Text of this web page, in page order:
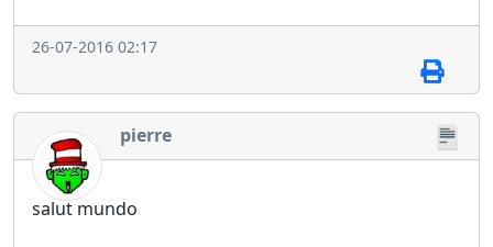
26-07-2016 02:17
pierre
salut mundo